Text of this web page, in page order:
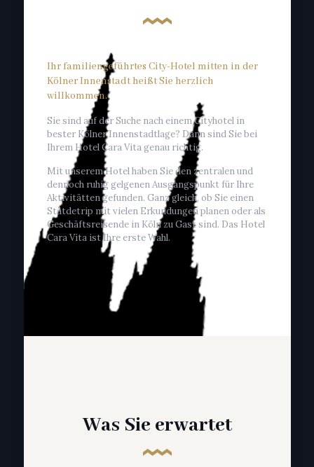
Ihr familiengeführtes City-Hotel mitten in der
Kölner Innenstadt heißt Sie herzlich
willkommen.
Sie sind auf der Suche nach einem Cityhotel in
bester Kölner Innenstadtlage? Dann sind Sie bei
Ihrem Hotel Cara Vita genau richtig.
Mit unserem Hotel haben Sie den zentralen und
dennoch ruhig gelgenen Ausgangspunkt für Ihre
Aktivitätten gefunden. Ganz gleich, ob Sie einen
Stätdetrip mit vielen Erkundungen planen oder als
Geschäftsreisende in Köln zu Gast sind. Das Hotel
Cara Vita ist Ihre erste Wahl.
Was Sie erwartet